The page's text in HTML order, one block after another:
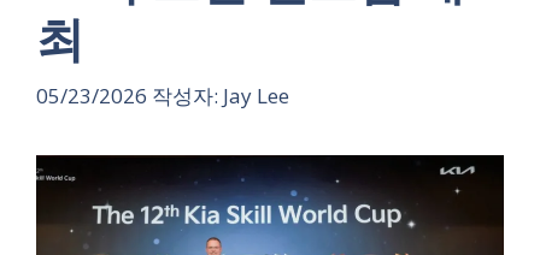
최
05/23/2026 작성자: Jay Lee